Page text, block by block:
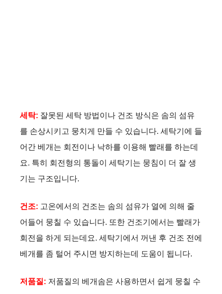
세탁: 잘못된 세탁 방법이나 건조 방식은 솜의 섬유
를 손상시키고 뭉치게 만들 수 있습니다. 세탁기에 들
어간 베개는 회전이나 낙하를 이용해 빨래를 하는데
요. 특히 회전형의 통돌이 세탁기는 뭉침이 더 잘 생
기는 구조입니다.
건조: 고온에서의 건조는 솜의 섬유가 열에 의해 줄
어들어 뭉칠 수 있습니다. 또한 건조기에서는 빨래가
회전을 하게 되는데요. 세탁기에서 꺼낸 후 건조 전에
베개를 좀 털어 주시면 방지하는데 도움이 됩니다.
저품질: 저품질의 베개솜은 사용하면서 쉽게 뭉칠 수